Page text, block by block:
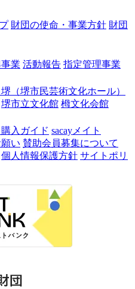
財団の使命・事業方針 財団
業 活動報告 指定管理事業
（堺市民芸術文化ホール）
堺市立文化館 栂文化会館
入ガイド sacayメイト
い 賛助会員募集について
個人情報保護方針 サイトポリ